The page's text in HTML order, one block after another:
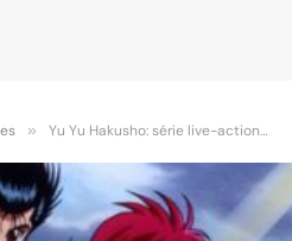
» Yu Yu Hakusho: série live-action será lançada em dezembro de 2023, na Netflix